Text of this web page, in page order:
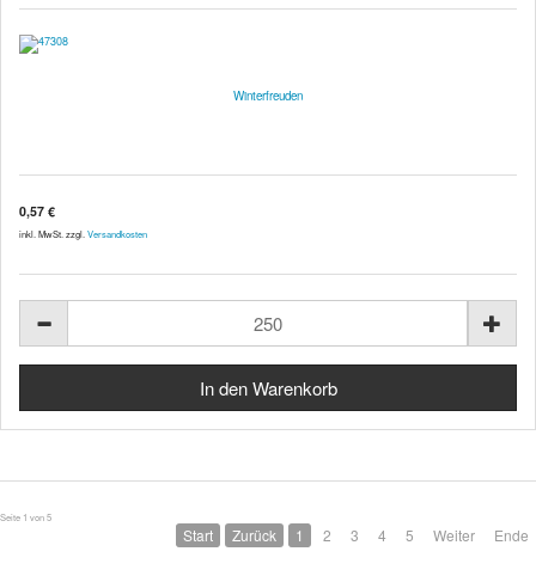
Winterfreuden
0,57 €
inkl. MwSt. zzgl. Versandkosten
Seite 1 von 5
Start Zurück 1 2 3 4 5 Weiter Ende